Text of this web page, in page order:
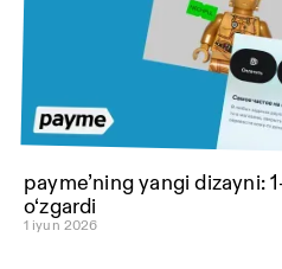
payme’ning yangi dizayni:
o‘zgardi
1 iyun 2026